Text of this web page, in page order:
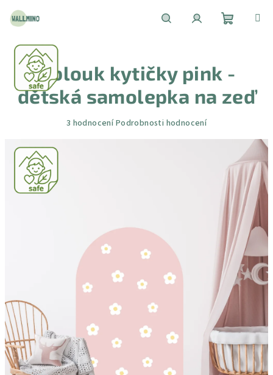
obsah
košík
Oblouk kytičky pink -
dětská samolepka na zeď
Průměrné
3 hodnoceníPodrobnosti hodnocení